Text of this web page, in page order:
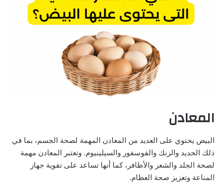
المعادن
البيض يحتوي على العديد من المعادن المهمة لصحة الجسم، بما في
ذلك الحديد والزنك والفوسفور والسيلينيوم. وتعتبر المعادن مهمة
لصحة الجلد والشعر والأظافر، كما أنها تساعد على تقوية جهاز
المناعة وتعزيز صحة العظام.